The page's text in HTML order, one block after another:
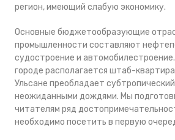
регион, имеющий слабую экономику.
Основные бюджетообразующие
промышленности составляют
судостроение и
городе располагается штаб-
Ульсане преобладает
неожиданными дождями. Мы
читателям ряд
необходимо посетить в первую